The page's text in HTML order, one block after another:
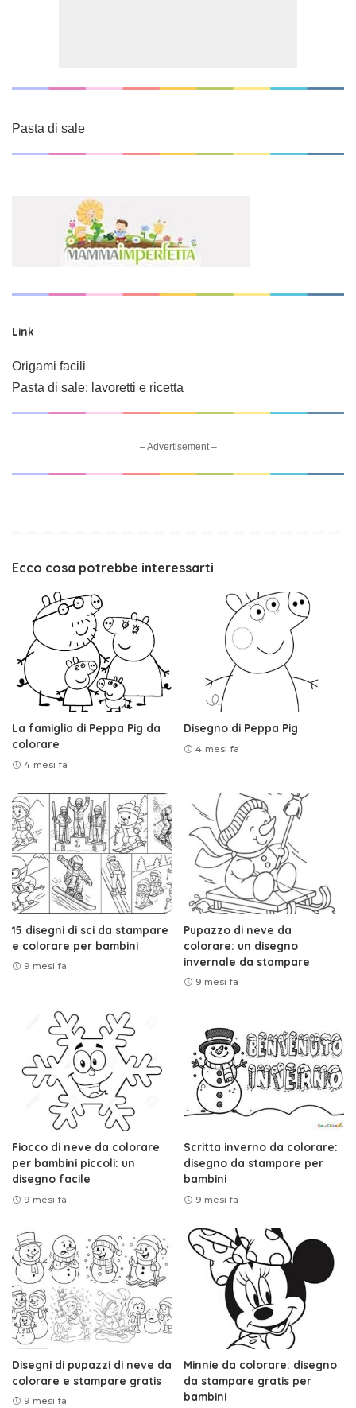
Pasta di sale
Link
Origami facili
Pasta di sale: lavoretti e ricetta
– Advertisement –
Ecco cosa potrebbe interessarti
La famiglia di Peppa Pig da
colorare
4 mesi fa
Disegno di Peppa Pig
4 mesi fa
15 disegni di sci da stampare
e colorare per bambini
9 mesi fa
Pupazzo di neve da
colorare: un disegno
invernale da stampare
9 mesi fa
Fiocco di neve da colorare
per bambini piccoli: un
disegno facile
9 mesi fa
Scritta inverno da colorare:
disegno da stampare per
bambini
9 mesi fa
Disegni di pupazzi di neve da
colorare e stampare gratis
9 mesi fa
Minnie da colorare: disegno
da stampare gratis per
bambini